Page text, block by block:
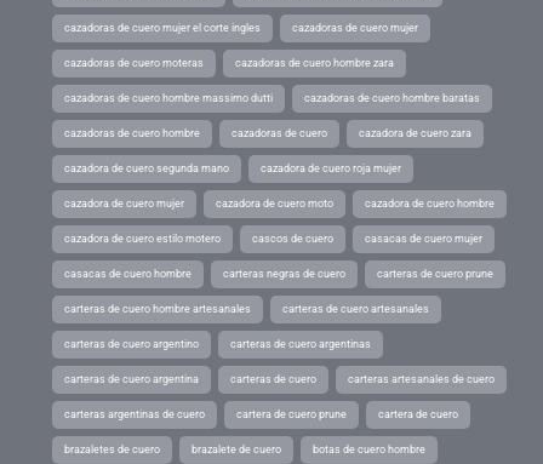
cazadoras de cuero mujer el corte ingles cazadoras de cuero mujer
cazadoras de cuero moteras cazadoras de cuero hombre zara
cazadoras de cuero hombre massimo dutti cazadoras de cuero hombre baratas
cazadoras de cuero hombre cazadoras de cuero cazadora de cuero zara
cazadora de cuero segunda mano cazadora de cuero roja mujer
cazadora de cuero mujer cazadora de cuero moto cazadora de cuero hombre
cazadora de cuero estilo motero cascos de cuero casacas de cuero mujer
casacas de cuero hombre carteras negras de cuero carteras de cuero prune
carteras de cuero hombre artesanales carteras de cuero artesanales
carteras de cuero argentino carteras de cuero argentinas
carteras de cuero argentina carteras de cuero carteras artesanales de cuero
carteras argentinas de cuero cartera de cuero prune cartera de cuero
brazaletes de cuero brazalete de cuero botas de cuero hombre